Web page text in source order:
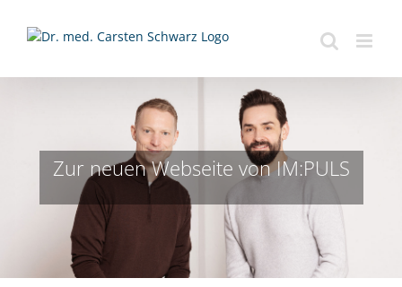
Inhalt
Zur neuen Webseite von IM:PULS